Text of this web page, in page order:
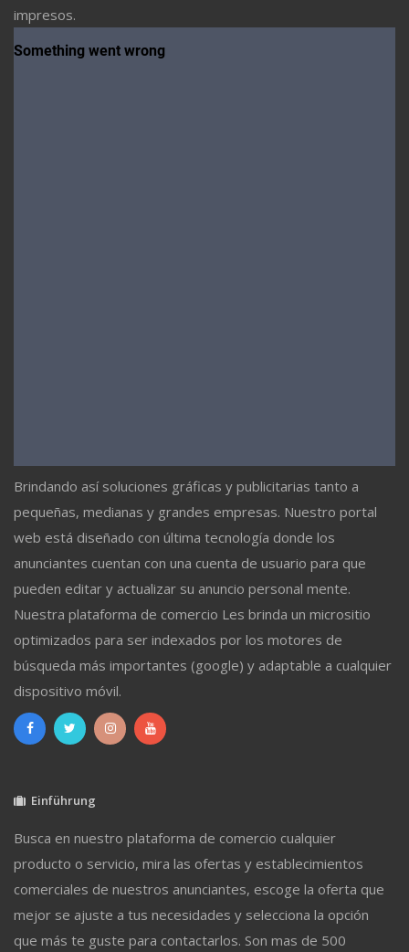
impresos.
Brindando así soluciones gráficas y publicitarias tanto a
pequeñas, medianas y grandes empresas. Nuestro portal
web está diseñado con última tecnología donde los
anunciantes cuentan con una cuenta de usuario para que
pueden editar y actualizar su anuncio personal mente.
Nuestra plataforma de comercio Les brinda un micrositio
optimizados para ser indexados por los motores de
búsqueda más importantes (google) y adaptable a cualquier
dispositivo móvil.
Einführung
Busca en nuestro plataforma de comercio cualquier
producto o servicio, mira las ofertas y establecimientos
comerciales de nuestros anunciantes, escoge la oferta que
mejor se ajuste a tus necesidades y selecciona la opción
que más te guste para contactarlos. Son mas de 500